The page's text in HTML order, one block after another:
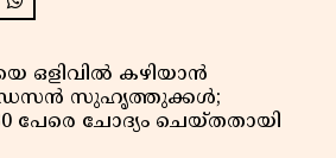
ഒളിവിൽ കഴിയാൻ
ഡസൻ സുഹൃത്തുക്കൾ;
പേരെ ചോദ്യം ചെയ്തതായി